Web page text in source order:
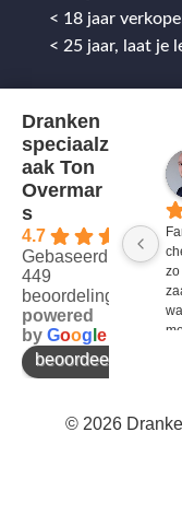
< 18 jaar
< 25 jaar, laat je
Dranken
speciaalz
aak Ton
Overmar
s
4.7
Gebaseerd op
449
beoordelingen
powered
by Goog e
beoordeel ons op
zo
© 2026